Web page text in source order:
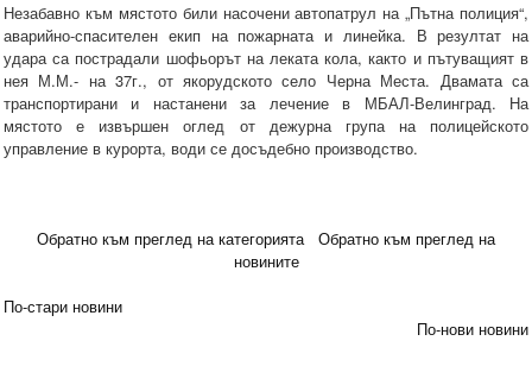
Незабавно към мястото били насочени автопатрул на „Пътна полиция“,
аварийно-спасителен екип на пожарната и линейка. В резултат на
удара са пострадали шофьорът на леката кола, както и пътуващият в
нея М.М.- на 37г., от якорудското село Черна Места. Двамата са
транспортирани и настанени за лечение в МБАЛ-Велинград. На
мястото е извършен оглед от дежурна група на полицейското
управление в курорта, води се досъдебно производство.
Обратно към преглед на категорията
Обратно към преглед на
новините
По-стари новини
По-нови новини